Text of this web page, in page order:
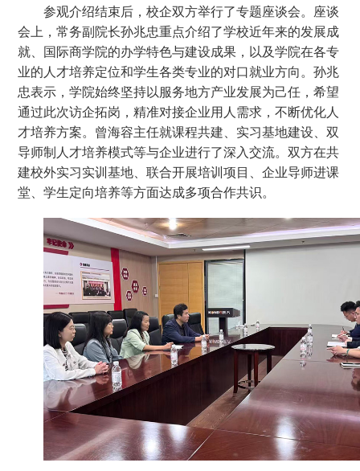
参观介绍结束后，校企双方举行了专题座谈会。座谈
会上，常务副院长孙兆忠重点介绍了学校近年来的发展成
就、国际商学院的办学特色与建设成果，以及学院在各专
业的人才培养定位和学生各类专业的对口就业方向。孙兆
忠表示，学院始终坚持以服务地方产业发展为己任，希望
通过此次访企拓岗，精准对接企业用人需求，不断优化人
才培养方案。曾海容主任就课程共建、实习基地建设、双
导师制人才培养模式等与企业进行了深入交流。双方在共
建校外实习实训基地、联合开展培训项目、企业导师进课
堂、学生定向培养等方面达成多项合作共识。